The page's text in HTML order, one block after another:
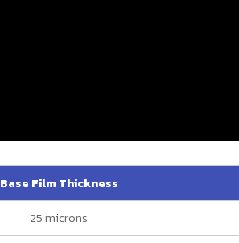
Base Film Thickness
25 microns